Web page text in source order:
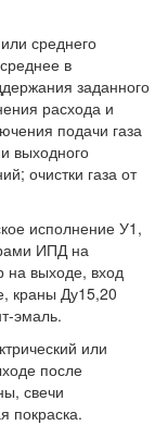
среднего
в
заданного
расхода и
подачи газа
выходного
очистки газа от
исполнение У1,
ИПД на
выходе, вход
краны Ду15,20
эмаль.
или
после
свечи
покраска.